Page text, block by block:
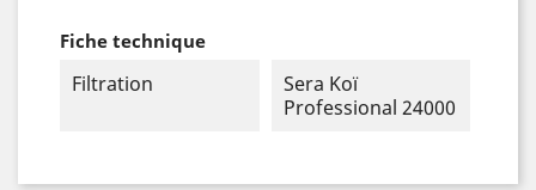
Fiche technique
Filtration
Sera Koï
Professional 24000